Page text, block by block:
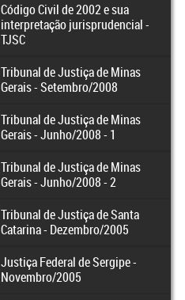
Código Civil de 2002 e sua
interpretação jurisprudencial -
TJSC
Tribunal de Justiça de Minas
Gerais - Setembro/2008
Tribunal de Justiça de Minas
Gerais - Junho/2008 - 1
Tribunal de Justiça de Minas
Gerais - Junho/2008 - 2
Tribunal de Justiça de Santa
Catarina - Dezembro/2005
Justiça Federal de Sergipe -
Novembro/2005